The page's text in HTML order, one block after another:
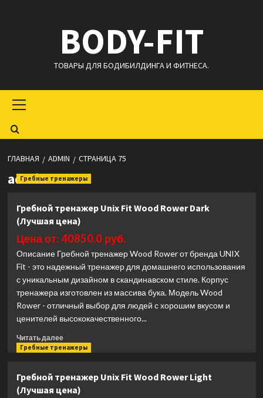
BODY-FIT
ТОВАРЫ ДЛЯ БОДИБИЛДИНГА И ФИТНЕСА.
меню
ГЛАВНАЯ ADMIN СТРАНИЦА 75
admin
Гребные тренажеры
Гребной тренажер Unix Fit Wood Rower Dark
(Лучшая цена)
Цена от: 40850.0 руб.
Описание Гребной тренажер Wood Rower от бренда UNIX
Fit - это надежный тренажер для домашнего использования
с уникальным дизайном в скандинавском стиле. Корпус
тренажера изготовлен из массива бука. Модель Wood
Rower - отличный выбор для людей с хорошим вкусом и
ценителей высококачественного...
Читать далееПрочитать
больше
тренажер
Unix
Гребные тренажеры
Гребной тренажер Unix Fit Wood Rower Light
(Лучшая цена)